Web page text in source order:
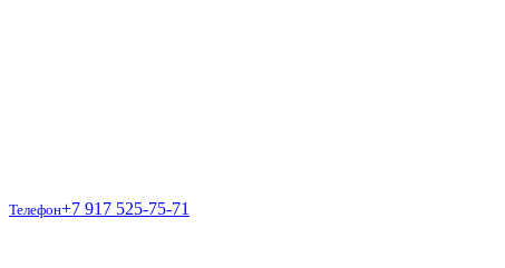
Телефон
Телефон+7 917 525-75-71